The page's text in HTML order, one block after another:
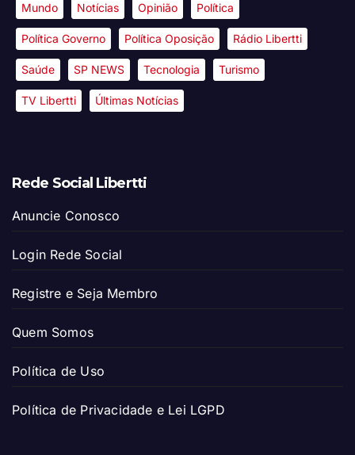
Mundo Notícias Opinião Política
Política Governo Política Oposição Rádio Libertti
Saúde SP NEWS Tecnologia Turismo
TV Libertti Últimas Notícias
Rede Social Libertti
Anuncie Conosco
Login Rede Social
Registre e Seja Membro
Quem Somos
Política de Uso
Política de Privacidade e Lei LGPD